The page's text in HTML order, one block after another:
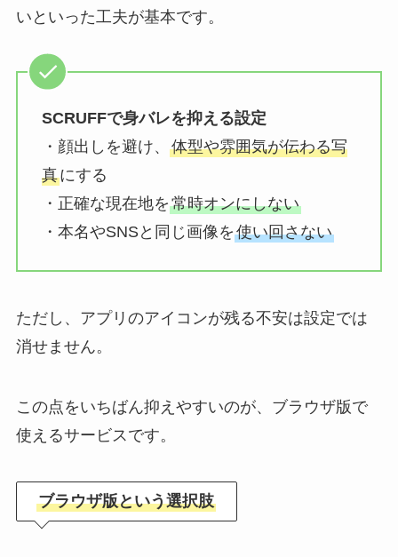
いといった工夫が基本です。
SCRUFFで身バレを抑える設定
・顔出しを避け、 体型や雰囲気が伝わる写
真にする
・正確な現在地を常時オンにしない
・本名やSNSと同じ画像を使い回さない
ただし、アプリのアイコンが残る不安は設定では
消せません。
この点をいちばん抑えやすいのが、ブラウザ版で
使えるサービスです。
ブラウザ版という選択肢